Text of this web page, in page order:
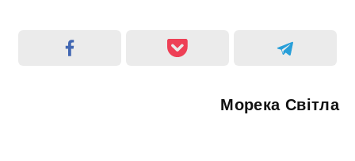
Морека Світла